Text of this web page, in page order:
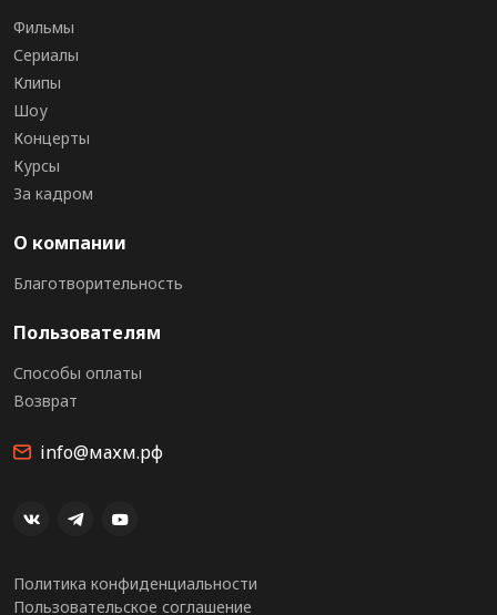
Фильмы
Сериалы
Клипы
Шоу
Концерты
Курсы
За кадром
О компании
Благотворительность
Пользователям
Способы оплаты
Возврат
info@махм.рф
Политика конфиденциальности
Пользовательское соглашение